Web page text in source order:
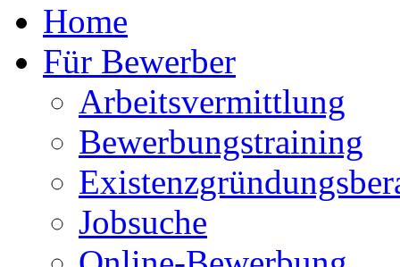
Home
Für Bewerber
Arbeitsvermittlung
Bewerbungstraining
Jobsuche